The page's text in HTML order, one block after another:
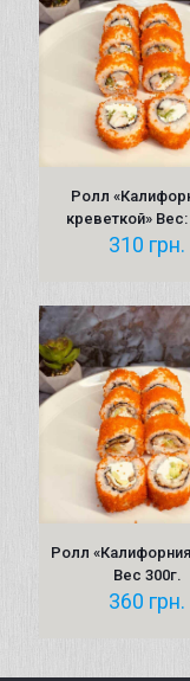
Ролл
креветкой» Вес:
310 грн.
Ролл
Вес 300г.
360 грн.